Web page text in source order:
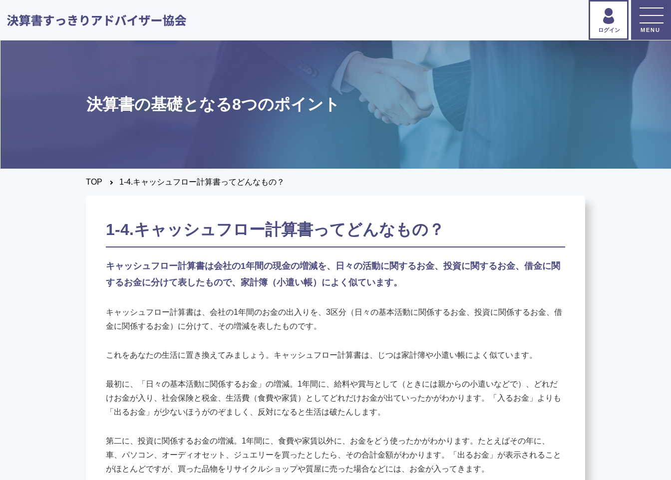
ログイン
トップページ
日本決算書すっきり
決算書すっきり
アドバイザー
とは？
決算書の基礎となる8つのポイント
TOP 1-4.キャッシュフロー計算書ってどんなもの？
1-4.キャッシュフロー計算書ってどんなもの？
キャッシュフロー計算書は会社の1年間の現金の増減を、日々の活動に関するお金、投資に関するお金、借金に関
するお金に分けて表したもので、家計簿（小遣い帳）によく似ています。
キャッシュフロー計算書は、会社の1年間のお金の出入りを、3区分（日々の基本活動に関係するお金、投資に関係するお金、借
金に関係するお金）に分けて、その増減を表したものです。
これをあなたの生活に置き換えてみましょう。キャッシュフロー計算書は、じつは家計簿や小遣い帳によく似ています。
最初に、「日々の基本活動に関係するお金」の増減。1年間に、給料や賞与として（ときには親からの小遣いなどで）、どれだ
けお金が入り、社会保険と税金、生活費（食費や家賃）としてどれだけお金が出ていったかがわかります。「入るお金」よりも
「出るお金」が少ないほうがのぞましく、反対になると生活は破たんします。
第二に、投資に関係するお金の増減。1年間に、食費や家賃以外に、お金をどう使ったかがわかります。たとえばその年に、
車、パソコン、オーディオセット、ジュエリーを買ったとしたら、その合計金額がわかります。「出るお金」が表示されること
がほとんどですが、買った品物をリサイクルショップや質屋に売った場合などには、お金が入ってきます。